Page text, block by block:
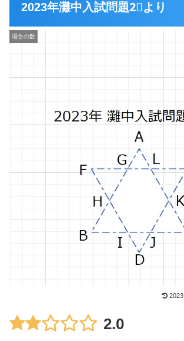
2023年灘中入試問題2⃣より
場合の数
2.0